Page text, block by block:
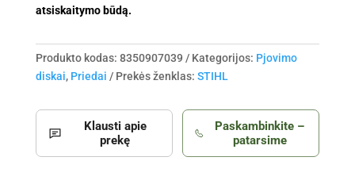
atsiskaitymo būdą.
Produkto kodas: 8350907039 Kategorijos: Pjovimo
diskai, Priedai Prekės ženklas: STIHL
Klausti apie
prekę
Paskambinkite –
patarsime